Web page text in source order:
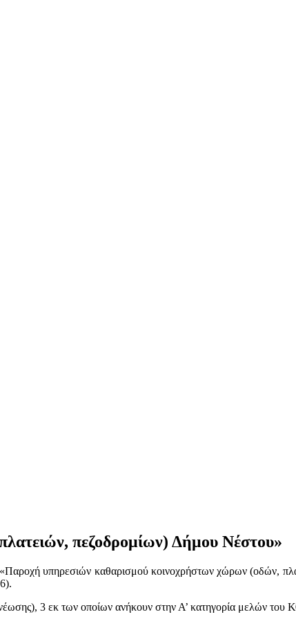
πεζοδρομίων) Δήμου Νέστου»
υπηρεσιών καθαρισμού κοινοχρήστων χώρων (οδών,
3 εκ των οποίων ανήκουν στην Α’ κατηγορία μελών